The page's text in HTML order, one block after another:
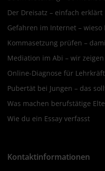
Der Dreisatz – einfach erklärt
Gefahren im Internet –
Kommasetzung prüfen –
Mediation im Abi – wir zeigen
Online-Diagnose für
Pubertät bei Jungen – das
Was machen berufstätige
Wie du ein Essay verfasst
Kontaktinformationen